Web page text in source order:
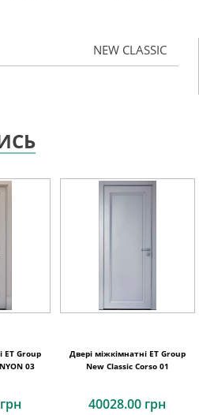
NEW CLASSIC
ET Group
03
Двері міжкімнатні ET Group
New Classic Corso 01
40028.00 грн